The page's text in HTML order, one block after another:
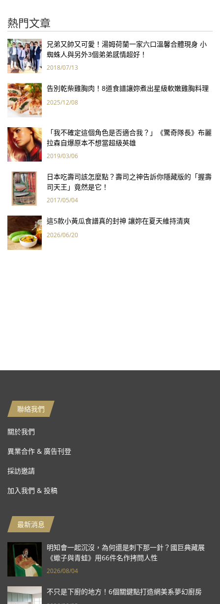
熱門文章
兄弟又帥又可愛！湯姆荷蘭一家六口溫馨合體現身 小
蜘蛛人與另外3個弟弟感情超好！
2018/07/13
告別乾柴雞胸肉！8道食譜讓妳煮出星級軟嫩雞胸料理
2025/12/08
「我不確定這個角色是否適合我？」《驚奇隊長》布麗
拉森自爆原本不想當超級英雄
2019/03/06
日本吃壽司該怎麼點？壽司之神告訴你隱藏版的「握壽
司天王」竟然是它！
2017/05/04
這5款小黃瓜食譜真的封神 讓妳在夏天維持清爽
2026/06/20
聯絡我們
關於我們
異業合作 & 廣告刊登
採訪邀請
加入我們 & 投稿
最新消息
明知會一起沉沒，為何還是刺下那一針？國巨典藏展
《蠍子與青蛙》用66件名作拷問人性
2026/08/04
不只是下廚的地方！6個關鍵點打造網美系夢幻廚房